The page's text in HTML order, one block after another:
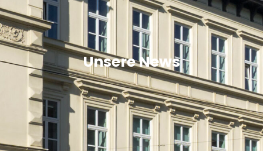
Unsere News